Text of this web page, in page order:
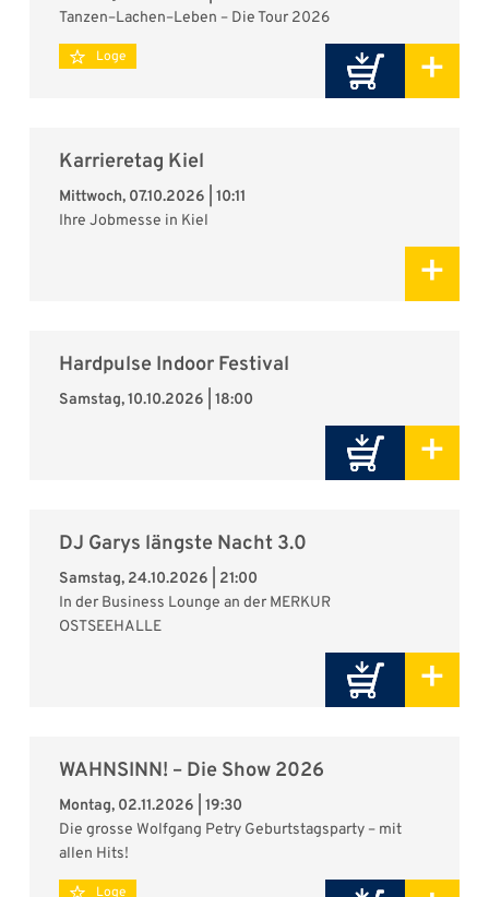
Tanzen–Lachen–Leben – Die Tour 2026
+
Loge
Karrieretag Kiel
Mittwoch, 07.10.2026 | 10:11
Ihre Jobmesse in Kiel
+
Hardpulse Indoor Festival
Samstag, 10.10.2026 | 18:00
+
DJ Garys längste Nacht 3.0
Samstag, 24.10.2026 | 21:00
In der Business Lounge an der MERKUR
OSTSEEHALLE
+
WAHNSINN! – Die Show 2026
Montag, 02.11.2026 | 19:30
Die grosse Wolfgang Petry Geburtstagsparty – mit
allen Hits!
Loge